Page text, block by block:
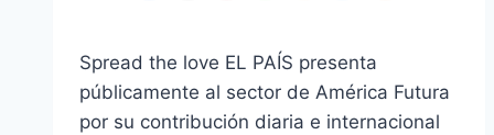
Spread the love EL PAÍS presenta
públicamente al sector de América Futura
por su contribución diaria e internacional